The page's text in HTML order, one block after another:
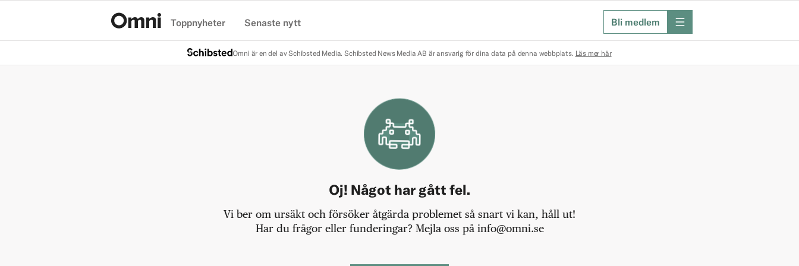
Toppnyheter Senaste nytt Bli medlem meny
Omni är en del av Schibsted Media. Schibsted News Media AB är ansvarig för dina data på denna webbplats. Läs mer här
Oj! Något har gått fel.
Vi ber om ursäkt och försöker åtgärda problemet så snart vi kan, håll ut!
Har du frågor eller funderingar? Mejla oss på info@omni.se